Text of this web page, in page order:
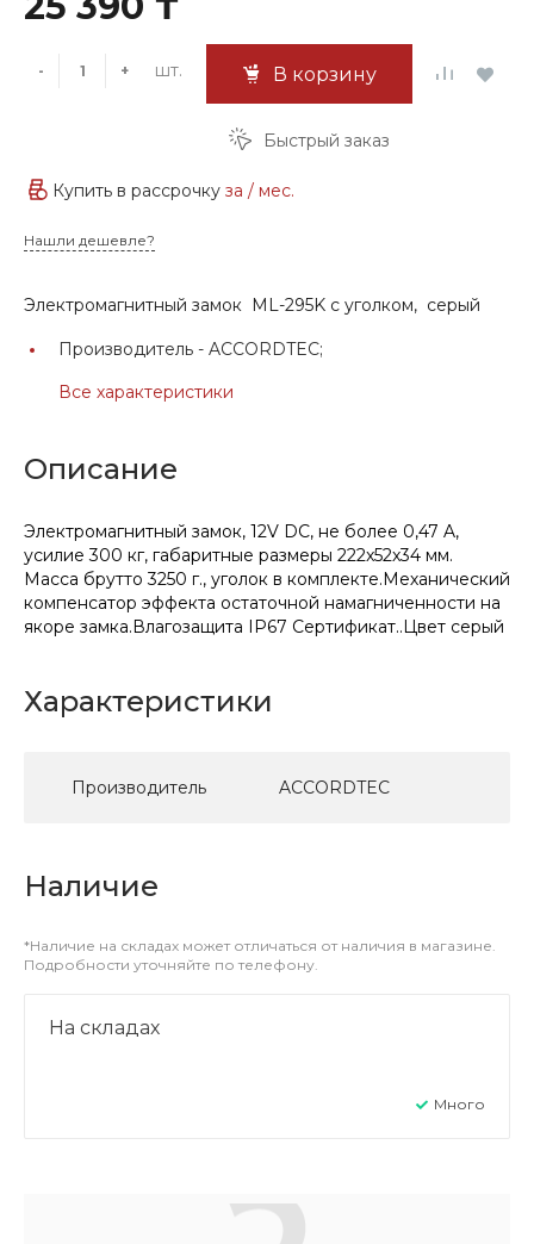
- + шт. В корзину
Быстрый заказ
Купить в рассрочку за / мес.
Нашли дешевле?
Электромагнитный замок ML-295K с уголком, серый
Производитель - ACCORDTEC;
Все характеристики
Описание
Электромагнитный замок, 12V DC, не более 0,47 A,
усилие 300 кг, габаритные размеры 222x52x34 мм.
Масса брутто 3250 г., уголок в комплекте.Механический
компенсатор эффекта остаточной намагниченности на
якоре замка.Влагозащита IP67 Сертификат..Цвет серый
Характеристики
Производитель ACCORDTEC
Наличие
*Наличие на складах может отличаться от наличия в магазине.
Подробности уточняйте по телефону.
На складах
Много